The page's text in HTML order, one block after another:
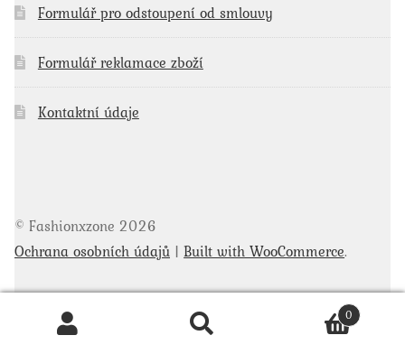
Formulář pro odstoupení od smlouvy
Formulář reklamace zboží
Kontaktní údaje
© Fashionxzone 2026
Ochrana osobních údajů
Built with WooCommerce.
0